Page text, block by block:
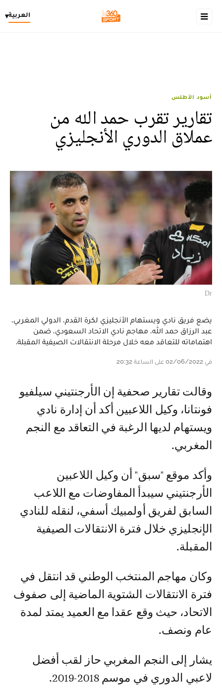
العربية▾
أسود الأطلس
تقارير تقرب حمد الله من
عملاق الدوري الأنجليزي
Dr
يضع فريق نادي ويستهام الأنجليزي لكرة القدم، الدولي المغربي،
عبد الرزاق حمد الله، مهاجم نادي الاتحاد السعودي، ضمن
اهتماماته للتعاقد معه خلال مرحلة الانتقالات الصيفية المقبلة.
في 02/06/2022 على الساعة 20:32
وقالت تقارير صحفية إن الأرجنتيني سيلفيو
فونتانا، وكيل اللاعبين أكد أن إدارة نادي
ويستهام لديها الرغبة في التعاقد مع النجم
المغربي.
وأكد موقع "سبق" أن وكيل اللاعبين
الأرجنتيني سيبدأ المفاوضات مع اللاعب
السابق لفريق أولمبيك أسفي، لنقله للنادي
الإنجليزي خلال فترة الانتقالات الصيفية
المقبلة.
وكان مهاجم المنتخب الوطني قد انتقل في
فترة الانتقالات الشتوية الماضية إلى صفوف
الاتحاد، حيث وقع عقدا مع العميد يمتد لمدة
عام ونصف.
يشار إلى النجم المغربي حاز لقب أفضل
لاعبي الدوري في موسم 2018-2019.